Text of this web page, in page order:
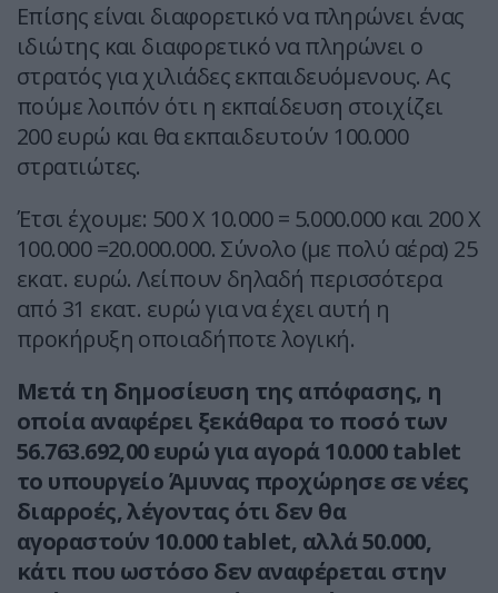
Επίσης είναι διαφορετικό να πληρώνει ένας
ιδιώτης και διαφορετικό να πληρώνει ο
στρατός για χιλιάδες εκπαιδευόμενους. Ας
πούμε λοιπόν ότι η εκπαίδευση στοιχίζει
200 ευρώ και θα εκπαιδευτούν 100.000
στρατιώτες.
Έτσι έχουμε: 500 Χ 10.000 = 5.000.000 και 200 Χ
100.000 =20.000.000. Σύνολο (με πολύ αέρα) 25
εκατ. ευρώ. Λείπουν δηλαδή περισσότερα
από 31 εκατ. ευρώ για να έχει αυτή η
προκήρυξη οποιαδήποτε λογική.
Μετά τη δημοσίευση της απόφασης, η
οποία αναφέρει ξεκάθαρα το ποσό των
56.763.692,00 ευρώ για αγορά 10.000 tablet
το υπουργείο Άμυνας προχώρησε σε νέες
διαρροές, λέγοντας ότι δεν θα
αγοραστούν 10.000 tablet, αλλά 50.000,
κάτι που ωστόσο δεν αναφέρεται στην